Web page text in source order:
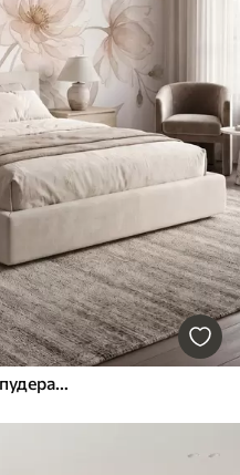
Прозрачни божури у нежним пудерасто-беж тоновима